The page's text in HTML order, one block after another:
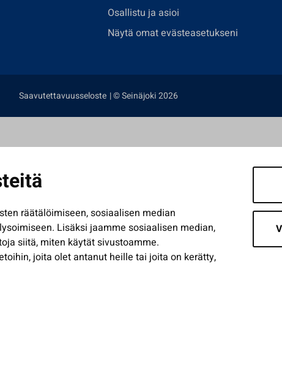
räätälöimiseen, sosiaalisen median
Lisäksi jaamme sosiaalisen median,
siitä, miten käytät sivustoamme.
joita olet antanut heille tai joita on kerätty,
Osallistu ja asioi
Näytä omat evästeasetukseni
Saavutettavuusseloste | © Seinäjoki 2026